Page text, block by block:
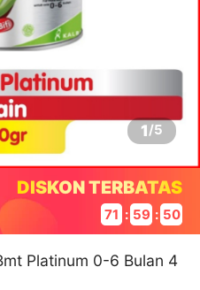
1/5
DISKON TERBATAS
71 : 59 : 50
Platinum 0-6 Bulan 4